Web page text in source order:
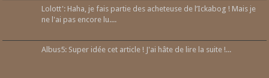
Lolott': Haha, je fais partie des acheteuse de l’Ickabog ! Mais je
ne l'ai pas encore lu....
Albus5: Super idée cet article ! J'ai hâte de lire la suite !...